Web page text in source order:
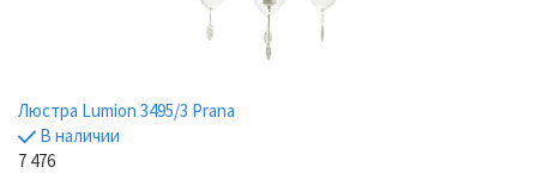
Люстра Lumion 3495/3 Prana
В наличии
7 476